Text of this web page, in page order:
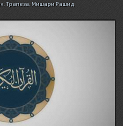
Трапеза. Мишари Рашид